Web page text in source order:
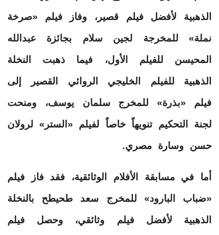
الذهبية لأفضل فيلم قصير، وفاز فيلم «صرخة
نملة» للمخرجة لجين سلام بجائزة عبدالله
المحيسن للفيلم الأول، فيما ذهبت النخلة
الذهبية للفيلم الخليجي الروائي القصير إلى
فيلم «بذرة» للمخرج سلمان يوسف، ومنحت
لجنة التحكيم تنويهاً خاصاً لفيلم «الستر» لرولان
حسن وسارة مصري.
أما في مسابقة الأفلام الوثائقية، فقد فاز فيلم
«ضباب البارود» للمخرج سعد طحيطح بالنخلة
الذهبية لأفضل فيلم وثائقي، وحصل فيلم